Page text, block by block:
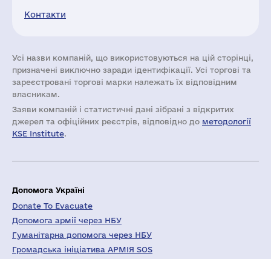
Контакти
Усі назви компаній, що використовуються на цій сторінці,
призначені виключно заради ідентифікації. Усі торгові та
зареєстровані торгові марки належать їх відповідним
власникам.
Заяви компаній i статистичні дані зібрані з відкритих
джерел та офіційних реєстрів, відповідно до методології
KSE Institute.
Допомога Україні
Donate To Evacuate
Допомога армії через НБУ
Гуманітарна допомога через НБУ
Громадська ініціатива АРМІЯ SOS